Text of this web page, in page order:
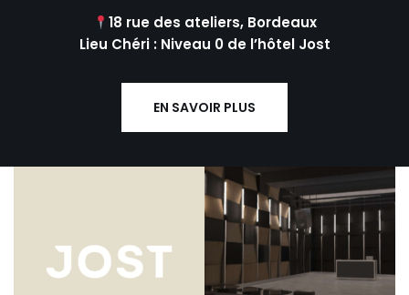
18 rue des ateliers, Bordeaux
Lieu Chéri : Niveau 0 de l’hôtel Jost
EN SAVOIR PLUS